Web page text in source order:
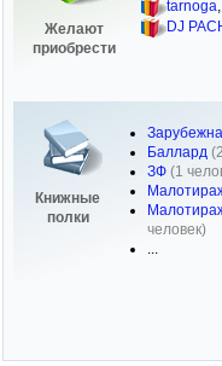
Желают
приобрести
tarnoga
DJ
Книжные
полки
Баллард
ЗФ (1
человек)
...